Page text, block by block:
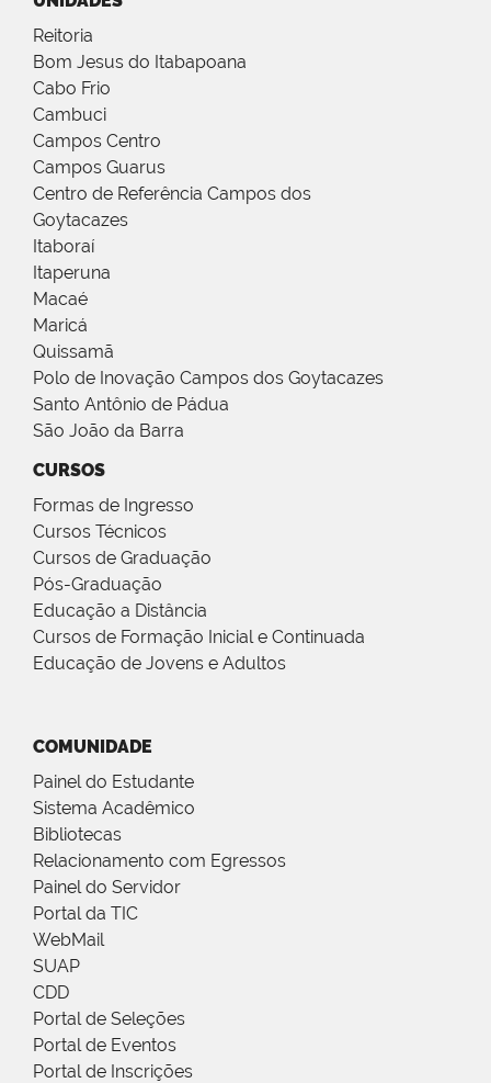
Reitoria
Bom Jesus do Itabapoana
Cabo Frio
Cambuci
Campos Centro
Campos Guarus
Centro de Referência Campos dos
Goytacazes
Itaboraí
Itaperuna
Macaé
Maricá
Quissamã
Polo de Inovação Campos dos Goytacazes
Santo Antônio de Pádua
São João da Barra
CURSOS
Formas de Ingresso
Cursos Técnicos
Cursos de Graduação
Pós-Graduação
Educação a Distância
Cursos de Formação Inicial e Continuada
Educação de Jovens e Adultos
COMUNIDADE
Painel do Estudante
Sistema Acadêmico
Bibliotecas
Relacionamento com Egressos
Painel do Servidor
Portal da TIC
WebMail
SUAP
CDD
Portal de Seleções
Portal de Eventos
Portal de Inscrições